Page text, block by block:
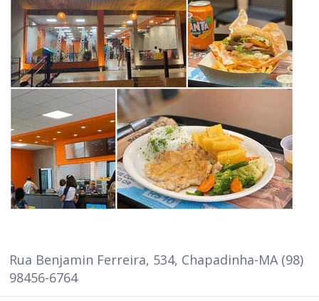
Rua Benjamin Ferreira, 534, Chapadinha-MA (98)
98456-6764